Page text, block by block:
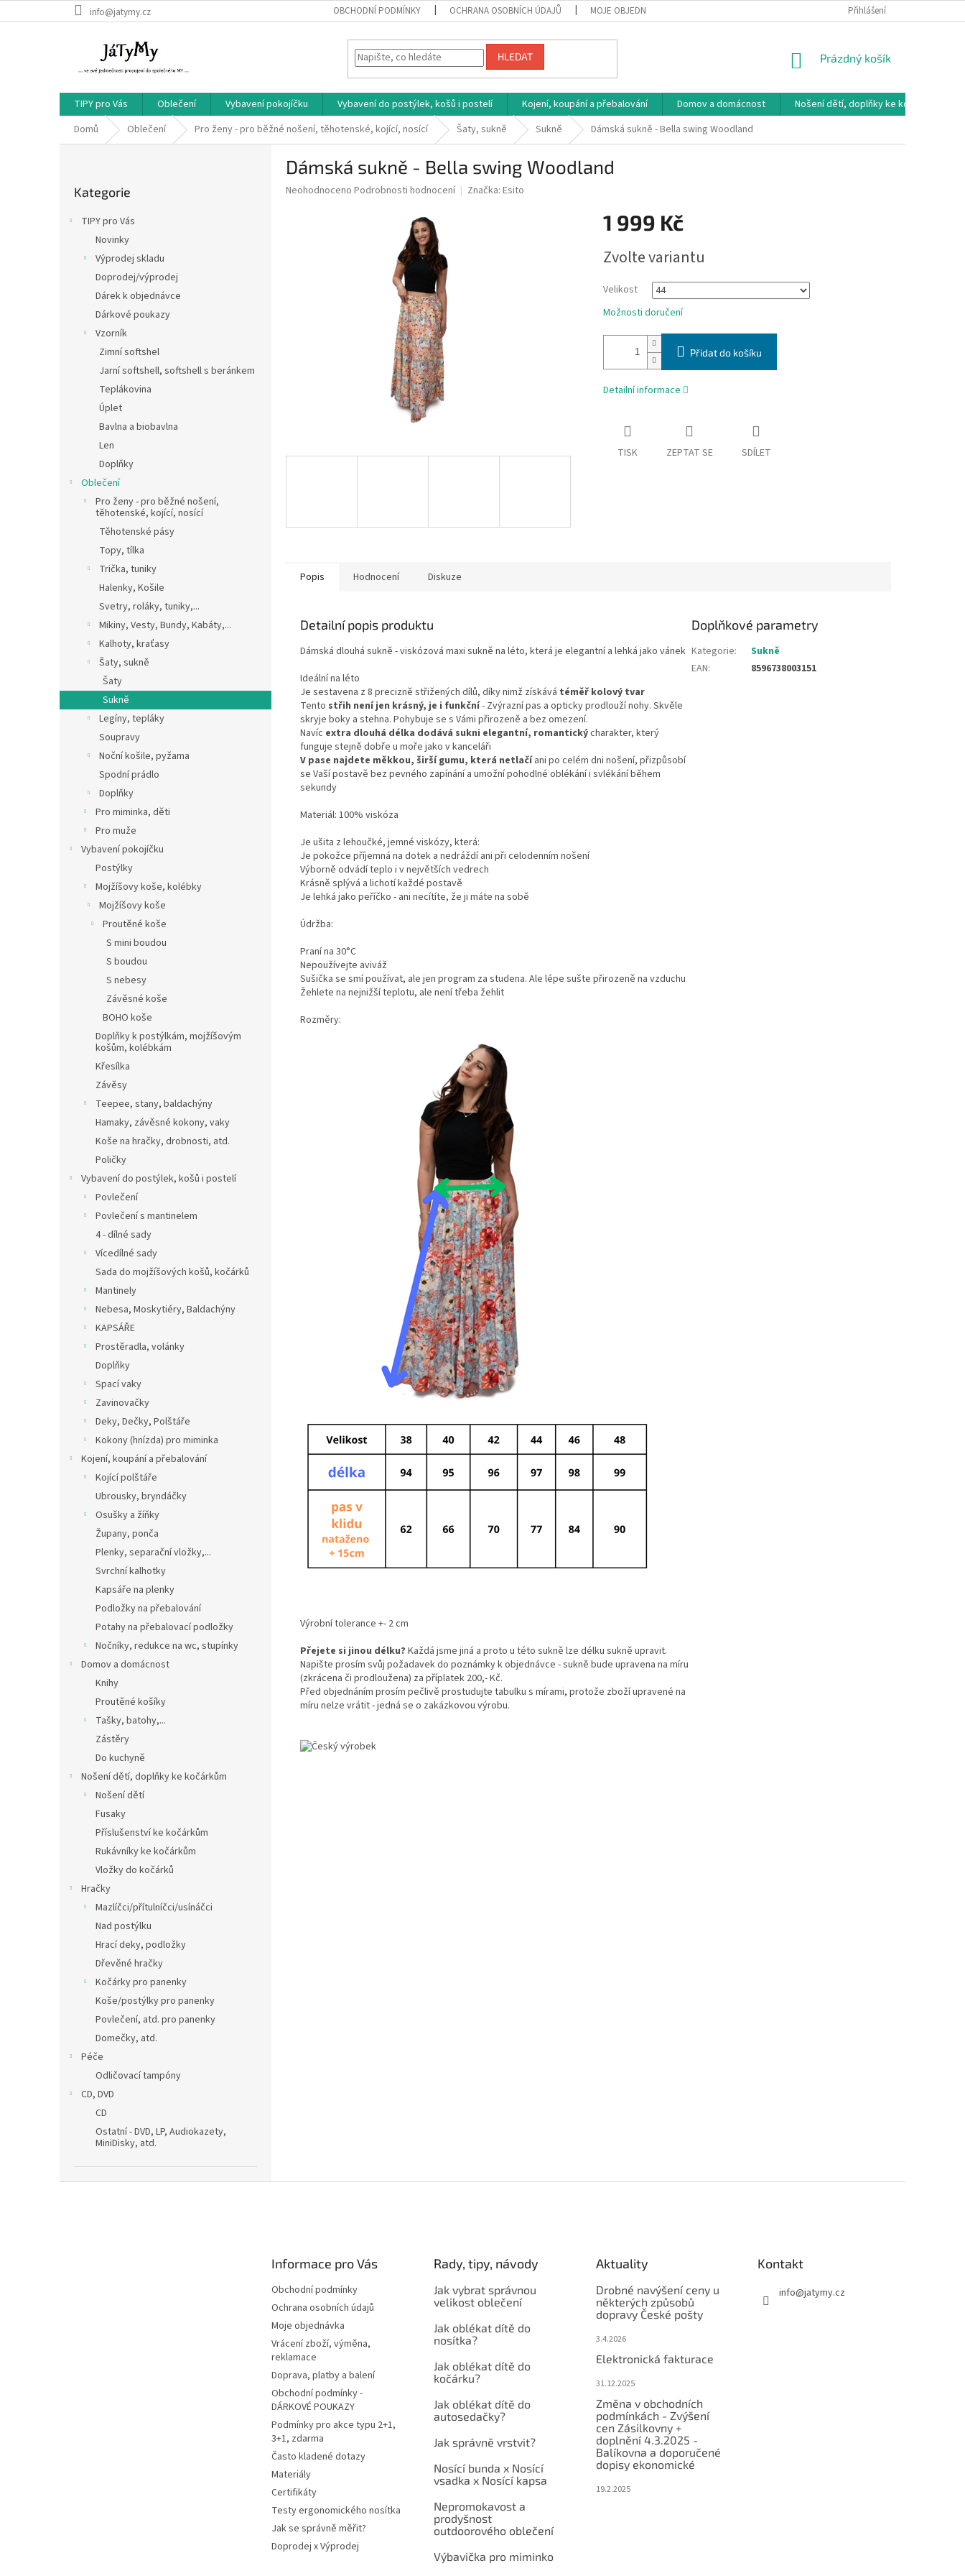
na
info@jatymy.cz OBCHODNÍ PODMÍNKY OCHRANA OSOBNÍCH ÚDAJŮ MOJE OBJEDNÁVKA DOPRAVA, PLATBY A
Přihlášení
HLEDAT
NÁKUPNÍ
Prázdný košík
TIPY pro Vás Oblečení Vybavení pokojíčku Vybavení do postýlek, košů i postelí Kojení, koupání a přebalování Domov a domácnost
Nošení dětí, doplňky ke kočárkům
Domů
Oblečení Pro ženy - pro běžné nošení, těhotenské, kojící, nosící Šaty, sukně Sukně Dámská sukně - Bella swing Woodland
kategorie
Kategorie
TIPY pro Vás
Novinky
Výprodej skladu
Doprodej/výprodej
Dárek k objednávce
Dárkové poukazy
Vzorník
Zimní softshel
Jarní softshell, softshell s beránkem
Teplákovina
Úplet
Bavlna a biobavlna
Len
Doplňky
Oblečení
Pro ženy - pro běžné nošení,
těhotenské, kojící, nosící
Těhotenské pásy
Topy, tílka
Trička, tuniky
Halenky, Košile
Svetry, roláky, tuniky,...
Mikiny, Vesty, Bundy, Kabáty,...
Kalhoty, kraťasy
Šaty, sukně
Šaty
Sukně
Legíny, tepláky
Soupravy
Noční košile, pyžama
Spodní prádlo
Doplňky
Pro miminka, děti
Pro muže
Vybavení pokojíčku
Postýlky
Mojžíšovy koše, kolébky
Mojžíšovy koše
Proutěné koše
S mini boudou
S boudou
S nebesy
Závěsné koše
BOHO koše
Doplňky k postýlkám, mojžíšovým
košům, kolébkám
Křesílka
Závěsy
Teepee, stany, baldachýny
Hamaky, závěsné kokony, vaky
Koše na hračky, drobnosti, atd.
Poličky
Vybavení do postýlek, košů i postelí
Povlečení
Povlečení s mantinelem
4 - dílné sady
Vícedílné sady
Sada do mojžíšových košů, kočárků
Mantinely
Nebesa, Moskytiéry, Baldachýny
KAPSÁŘE
Prostěradla, volánky
Doplňky
Spací vaky
Zavinovačky
Deky, Dečky, Polštáře
Kokony (hnízda) pro miminka
Kojení, koupání a přebalování
Kojící polštáře
Ubrousky, bryndáčky
Osušky a žíňky
Župany, ponča
Plenky, separační vložky,...
Svrchní kalhotky
Kapsáře na plenky
Podložky na přebalování
Potahy na přebalovací podložky
Nočníky, redukce na wc, stupínky
Domov a domácnost
Knihy
Proutěné košíky
Tašky, batohy,...
Zástěry
Do kuchyně
Nošení dětí, doplňky ke kočárkům
Nošení dětí
Fusaky
Příslušenství ke kočárkům
Rukávníky ke kočárkům
Vložky do kočárků
Hračky
Mazlíčci/přítulníčci/usínáčci
Nad postýlku
Hrací deky, podložky
Dřevěné hračky
Kočárky pro panenky
Koše/postýlky pro panenky
Povlečení, atd. pro panenky
Domečky, atd.
Péče
Odličovací tampóny
CD, DVD
CD
Ostatní - DVD, LP, Audiokazety,
MiniDisky, atd.
Dámská sukně - Bella swing Woodland
Průměrné
Neohodnoceno Podrobnosti hodnocení Značka: Esito
1 999 Kč
cena:
Zvolte variantu
Velikost
Možnosti doručení
Přidat do košíku
Detailní informace
TISK ZEPTAT SE SDÍLET
Popis Hodnocení Diskuze
Detailní popis produktu
Dámská dlouhá sukně - viskózová maxi sukně na léto, která je elegantní a lehká jako vánek
Ideální na léto
Je sestavena z 8 precizně střižených dílů, díky nimž získává téměř kolový tvar
Tento střih není jen krásný, je i funkční- Zvýrazní pas a opticky prodlouží nohy. Skvěle
skryje boky a stehna. Pohybuje se s Vámi přirozeně a bez omezení.
Navíc extra dlouhá délka dodává sukni elegantní, romantickýcharakter, který
funguje stejně dobře u moře jako v kanceláři
V pase najdete měkkou, širší gumu, která netlačíani po celém dni nošení, přizpůsobí
se Vaší postavě bez pevného zapínání a umožní pohodlné oblékání i svlékání během
sekundy
Materiál: 100% viskóza
Je ušita z lehoučké, jemné viskózy, která:
Je pokožce příjemná na dotek a nedráždí ani při celodenním nošení
Výborně odvádí teplo i v největších vedrech
Krásně splývá a lichotí každé postavě
Je lehká jako peříčko - ani necítíte, že ji máte na sobě
Údržba:
Praní na 30°C
Nepoužívejte aviváž
Sušička se smí používat, ale jen program za studena. Ale lépe sušte přirozeně na vzduchu
Žehlete na nejnižší teplotu, ale není třeba žehlit
Rozměry:
Výrobní tolerance +- 2 cm
Přejete si jinou délku? Každá jsme jiná a proto u této sukně lze délku sukně upravit.
Napište prosím svůj požadavek do poznámky k objednávce - sukně bude upravena na míru
(zkrácena či prodloužena) za příplatek 200,- Kč.
Před objednáním prosím pečlivě prostudujte tabulku s mírami, protože zboží upravené na
míru nelze vrátit - jedná se o zakázkovou výrobu.
Doplňkové parametry
Kategorie:
Sukně
EAN: 8596738003151
Informace pro Vás
Obchodní podmínky
Ochrana osobních údajů
Moje objednávka
Vrácení zboží, výměna,
reklamace
Doprava, platby a balení
Obchodní podmínky -
DÁRKOVÉ POUKAZY
Podmínky pro akce typu 2+1,
3+1, zdarma
Často kladené dotazy
Materiály
Certifikáty
Testy ergonomického nosítka
Jak se správně měřit?
Doprodej x Výprodej
Rady, tipy, návody
Jak vybrat správnou
velikost oblečení
Jak oblékat dítě do
nosítka?
Jak oblékat dítě do
kočárku?
Jak oblékat dítě do
autosedačky?
Jak správně vrstvit?
Nosící bunda x Nosící
vsadka x Nosící kapsa
Nepromokavost a
prodyšnost
outdoorového oblečení
Výbavička pro miminko
Aktuality
Drobné navýšení ceny u
některých způsobů
dopravy České pošty
3.4.2026
Elektronická fakturace
31.12.2025
Změna v obchodních
podmínkách - Zvýšení
cen Zásilkovny +
doplnění 4.3.2025 -
Balíkovna a doporučené
dopisy ekonomické
19.2.2025
Kontakt
info@jatymy.cz